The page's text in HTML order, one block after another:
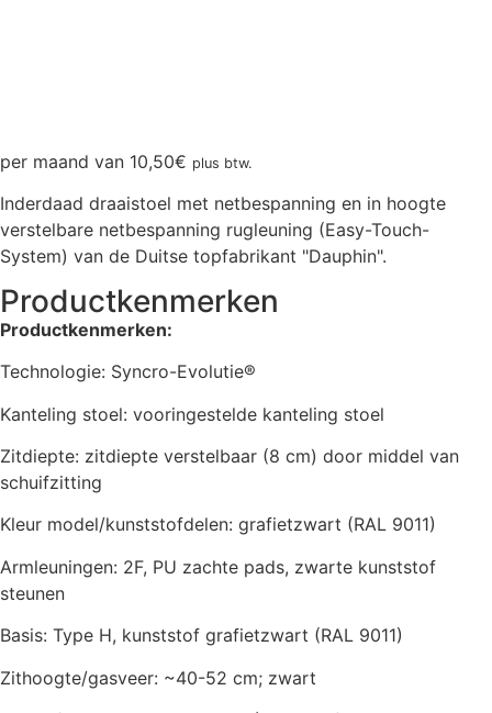
per maand van 10,50€ plus btw.
Inderdaad draaistoel met netbespanning en in hoogte
verstelbare netbespanning rugleuning (Easy-Touch-
System) van de Duitse topfabrikant "Dauphin".
Productkenmerken
Productkenmerken:
Technologie: Syncro-Evolutie®
Kanteling stoel: vooringestelde kanteling stoel
Zitdiepte: zitdiepte verstelbaar (8 cm) door middel van
schuifzitting
Kleur model/kunststofdelen: grafietzwart (RAL 9011)
Armleuningen: 2F, PU zachte pads, zwarte kunststof
steunen
Basis: Type H, kunststof grafietzwart (RAL 9011)
Zithoogte/gasveer: ~40-52 cm; zwart